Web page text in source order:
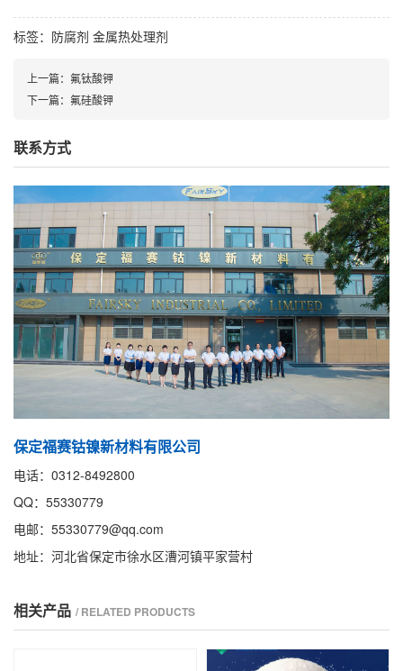
标签： 防腐剂 金属热处理剂
上一篇： 氟钛酸钾
下一篇： 氟硅酸钾
联系方式
保定福赛钴镍新材料有限公司
电话：0312-8492800
QQ：55330779
电邮：55330779@qq.com
地址：河北省保定市徐水区漕河镇平家营村
相关产品 / RELATED PRODUCTS